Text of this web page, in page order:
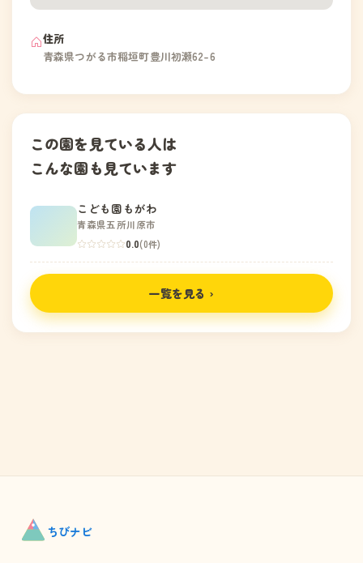
住所
青森県つがる市稲垣町豊川初瀬62-6
この園を見ている人は
こんな園も見ています
こども園もがわ
青森県五所川原市
0.0(0件)
一覧を見る ›
ちびナビ